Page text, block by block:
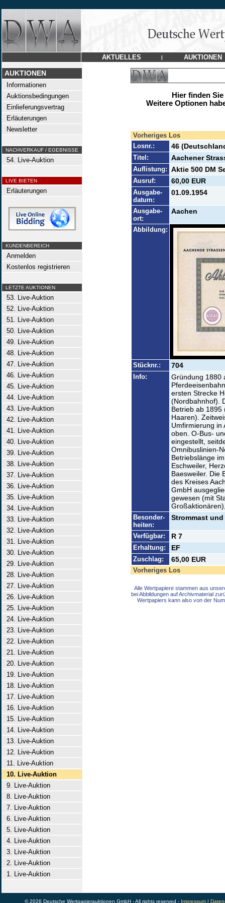
AKTUELLES | AUKTIONEN
AUKTIONEN
Informationen
Auktionsbedingungen
Einlieferungsvertrag
Erläuterungen
Newsletter
NACHVERKAUF / EGEBNISSE
54. Live-Auktion
LIVE BIETEN
Erläuterungen
KUNDENBEREICH
Anmelden
Kostenlos registrieren
LETZTE AUKTIONEN
53. Live-Auktion
52. Live-Auktion
51. Live-Auktion
50. Live-Auktion
49. Live-Auktion
48. Live-Auktion
47. Live-Auktion
46. Live-Auktion
45. Live-Auktion
44. Live-Auktion
43. Live-Auktion
42. Live-Auktion
41. Live-Auktion
40. Live-Auktion
39. Live-Auktion
38. Live-Auktion
37. Live-Auktion
36. Live-Auktion
35. Live-Auktion
34. Live-Auktion
33. Live-Auktion
32. Live-Auktion
31. Live-Auktion
30. Live-Auktion
29. Live-Auktion
28. Live-Auktion
27. Live-Auktion
26. Live-Auktion
25. Live-Auktion
24. Live-Auktion
23. Live-Auktion
22. Live-Auktion
21. Live-Auktion
20. Live-Auktion
19. Live-Auktion
18. Live-Auktion
17. Live-Auktion
16. Live-Auktion
15. Live-Auktion
14. Live-Auktion
13. Live-Auktion
12. Live-Auktion
11. Live-Auktion
10. Live-Auktion
9. Live-Auktion
8. Live-Auktion
7. Live-Auktion
6. Live-Auktion
5. Live-Auktion
4. Live-Auktion
3. Live-Auktion
2. Live-Auktion
1. Live-Auktion
Hier finden
Weitere Optionen
Vorheriges Los
Losnr.:
46
Titel: Aachener
Auflistung: Aktie 500 DM
Ausruf: 60,00 EUR
Ausgabe-
datum:
01.09.1954
Ausgabe-
ort:
Aachen
Abbildung:
Stücknr.: 704
Info:
Gründung 1880
ersten Strecke
(Nordbahnhof).
Betrieb ab 1895
Haaren).
Umfirmierung in
oben. O-Bus-
eingestellt,
Omnibuslinien-
Betriebslänge
Eschweiler,
Baesweiler. Die
des Kreises
GmbH
gewesen (mit
Besonder-
heiten:
Strommast
Verfügbar: R 7
Erhaltung: EF
Zuschlag: 65,00 EUR
Vorheriges Los
Alle Wertpapiere stammen aus
bei Abbildungen auf Archivmaterial
Wertpapiers kann also von der
© 2026 Deutsche Wertpapierauktionen GmbH - All rights reserved - Impressum|